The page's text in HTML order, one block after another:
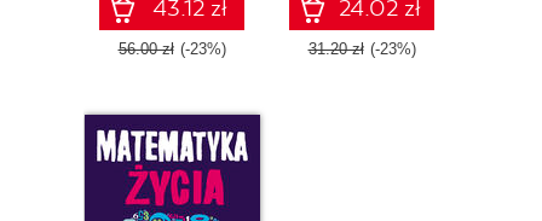
43.12 zł
56.00 zł (-23%)
24.02 zł
31.20 zł (-23%)